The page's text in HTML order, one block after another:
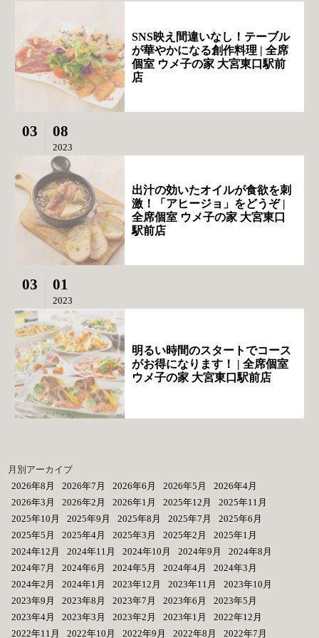
SNS映え間違いなし！テーブル
が華やかになる創作料理 | 全席
個室 ウメ子の家 大宮東口駅前
店
03 08
2023
出汁の効いたオイルが食欲を刺
激！「アヒージョ」をどうぞ |
全席個室 ウメ子の家 大宮東口
駅前店
03 01
2023
明るい時間のスタートでコース
がお得になります！ | 全席個室
ウメ子の家 大宮東口駅前店
月別アーカイブ
2026年8月
2026年7月 2026年6月 2026年5月
2026年4月
2026年3月
2026年2月 2026年1月 2025年12月
2025年11月
2025年10月
2025年9月 2025年8月 2025年7月
2025年6月
2025年5月
2025年4月 2025年3月 2025年2月
2025年1月
2024年12月
2024年11月 2024年10月 2024年9月
2024年8月
2024年7月
2024年6月 2024年5月 2024年4月
2024年3月
2024年2月
2024年1月 2023年12月 2023年11月
2023年10月
2023年9月
2023年8月 2023年7月 2023年6月
2023年5月
2023年4月
2023年3月 2023年2月 2023年1月
2022年12月
2022年11月
2022年10月 2022年9月 2022年8月 2022年7月